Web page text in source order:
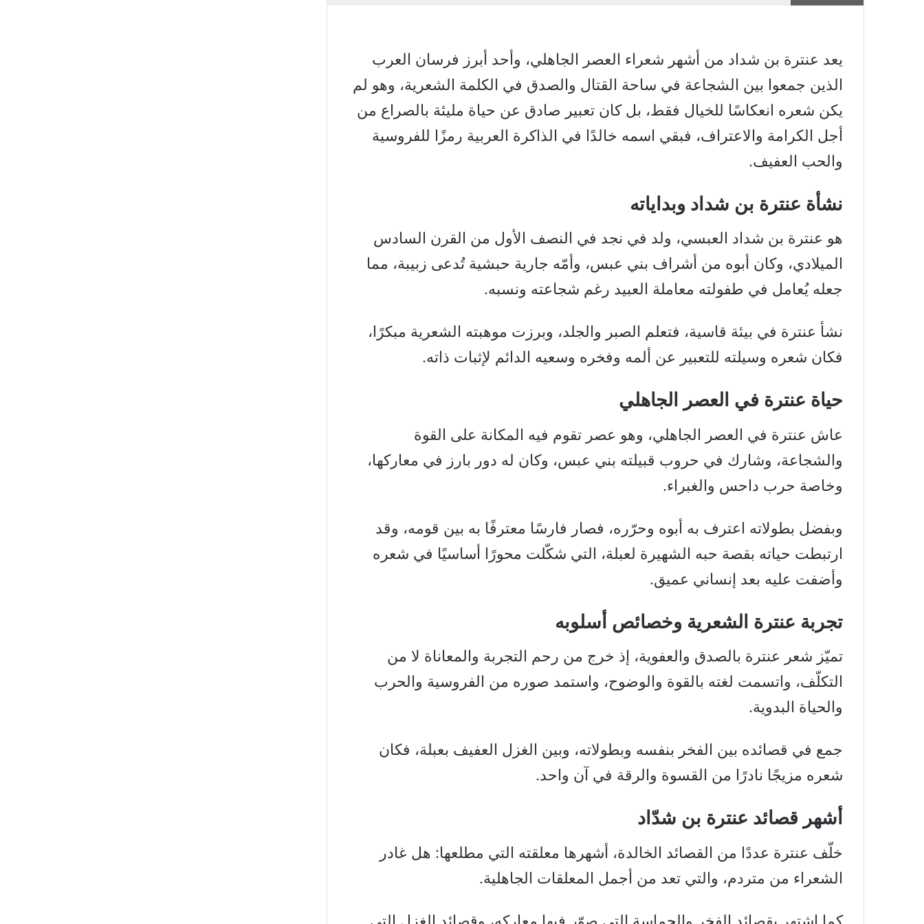
يعد عنترة بن شداد من أشهر شعراء العصر الجاهلي، وأحد أبرز فرسان العرب
الذين جمعوا بين الشجاعة في ساحة القتال والصدق في الكلمة الشعرية، وهو لم
يكن شعره انعكاسًا للخيال فقط، بل كان تعبير صادق عن حياة مليئة بالصراع من
أجل الكرامة والاعتراف، فبقي اسمه خالدًا في الذاكرة العربية رمزًا للفروسية
والحب العفيف.
نشأة عنترة بن شداد وبداياته
هو عنترة بن شداد العبسي، ولد في نجد في النصف الأول من القرن السادس
الميلادي، وكان أبوه من أشراف بني عبس، وأمّه جارية حبشية تُدعى زبيبة، مما
جعله يُعامل في طفولته معاملة العبيد رغم شجاعته ونسبه.
نشأ عنترة في بيئة قاسية، فتعلم الصبر والجلد، وبرزت موهبته الشعرية مبكرًا،
فكان شعره وسيلته للتعبير عن ألمه وفخره وسعيه الدائم لإثبات ذاته.
حياة عنترة في العصر الجاهلي
عاش عنترة في العصر الجاهلي، وهو عصر تقوم فيه المكانة على القوة
والشجاعة، وشارك في حروب قبيلته بني عبس، وكان له دور بارز في معاركها،
وخاصة حرب داحس والغبراء.
وبفضل بطولاته اعترف به أبوه وحرّره، فصار فارسًا معترفًا به بين قومه، وقد
ارتبطت حياته بقصة حبه الشهيرة لعبلة، التي شكّلت محورًا أساسيًا في شعره
وأضفت عليه بعد إنساني عميق.
تجربة عنترة الشعرية وخصائص أسلوبه
تميّز شعر عنترة بالصدق والعفوية، إذ خرج من رحم التجربة والمعاناة لا من
التكلّف، واتسمت لغته بالقوة والوضوح، واستمد صوره من الفروسية والحرب
والحياة البدوية.
جمع في قصائده بين الفخر بنفسه وبطولاته، وبين الغزل العفيف بعبلة، فكان
شعره مزيجًا نادرًا من القسوة والرقة في آن واحد.
أشهر قصائد عنترة بن شدّاد
خلّف عنترة عددًا من القصائد الخالدة، أشهرها معلقته التي مطلعها: هل غادر
الشعراء من متردم، والتي تعد من أجمل المعلقات الجاهلية.